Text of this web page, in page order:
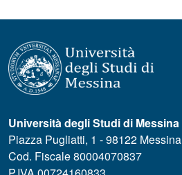
Università degli Studi di Messina
Piazza Pugliatti, 1 - 98122 Messina
Cod. Fiscale 80004070837